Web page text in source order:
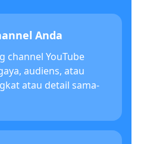
Anda
channel YouTube
audiens, atau
atau detail sama-